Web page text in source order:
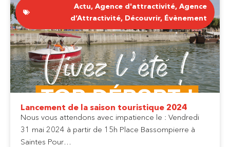
Actu, Agence d'attractivité, Agence
d’Attractivité, Découvrir, Évènement
Lancement de la saison touristique 2024
Nous vous attendons avec impatience le : Vendredi
31 mai 2024 à partir de 15h Place Bassompierre à
Saintes Pour…